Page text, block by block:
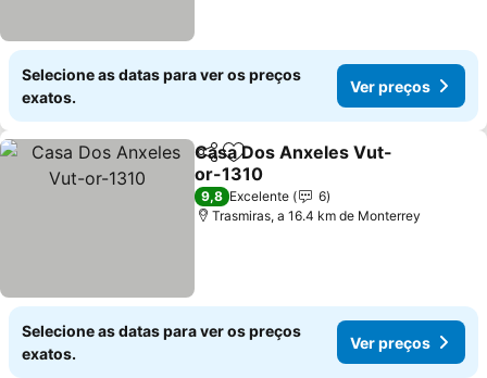
Selecione as datas para ver os preços
exatos.
Ver preços
PartilharAdicionar aos favoritos
Casa Dos Anxeles Vut-
or-1310
9,8 Excelente
6
Trasmiras, a 16.4 km de Monterrey
Selecione as datas para ver os preços
exatos.
Ver preços